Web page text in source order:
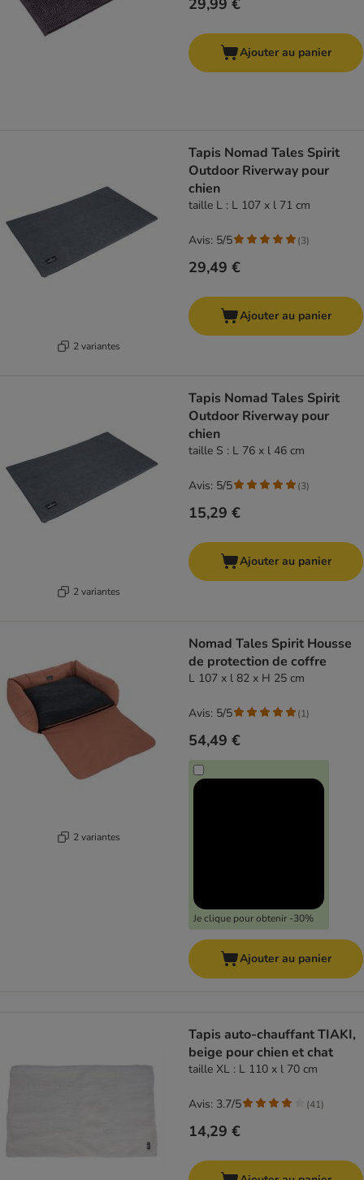
29,99 €
Ajouter au panier
2 variantes
Tapis Nomad Tales Spirit
Outdoor Riverway pour
chien
taille L : L 107 x l 71 cm
29,49 €
Avis: 5/5 (3)
Ajouter au panier
2 variantes
Tapis Nomad Tales Spirit
Outdoor Riverway pour
chien
taille S : L 76 x l 46 cm
15,29 €
Avis: 5/5 (3)
Ajouter au panier
2 variantes
Nomad Tales Spirit Housse
de protection de coffre
L 107 x l 82 x H 25 cm
54,49 €
Je clique pour obtenir -30%
Avis: 5/5 (1)
Ajouter au panier
Tapis auto-chauffant TIAKI,
beige pour chien et chat
taille XL : L 110 x l 70 cm
14,29 €
Avis: 3.7/5 (41)